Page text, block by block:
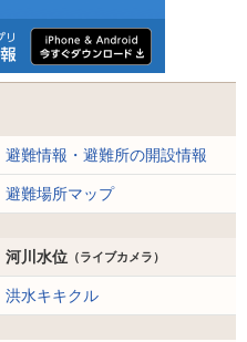
避難情報・避難所の開設情報
避難場所マップ
河川水位 （ライブカメラ）
洪水キキクル